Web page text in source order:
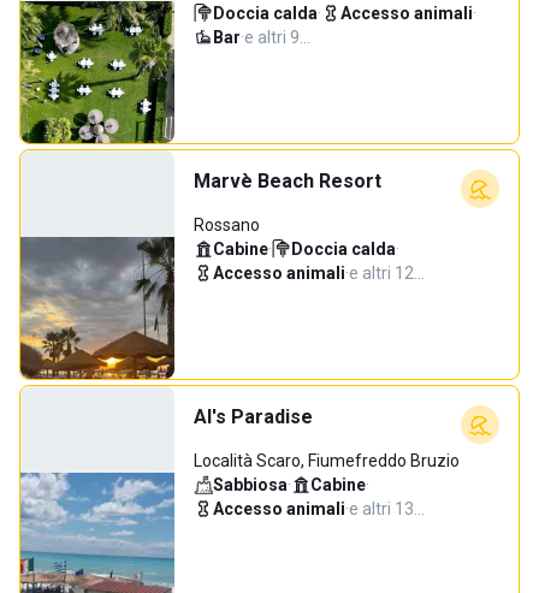
Doccia calda· Accesso animali·
Bar·e altri 9…
Marvè Beach Resort
Rossano
Cabine· Doccia calda·
Accesso animali·e altri 12…
Al's Paradise
Località Scaro, Fiumefreddo Bruzio
Sabbiosa· Cabine·
Accesso animali·e altri 13…